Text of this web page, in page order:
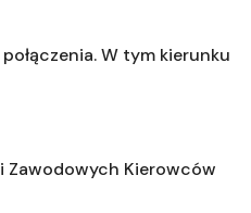
W tym kierunku
Zawodowych Kierowców